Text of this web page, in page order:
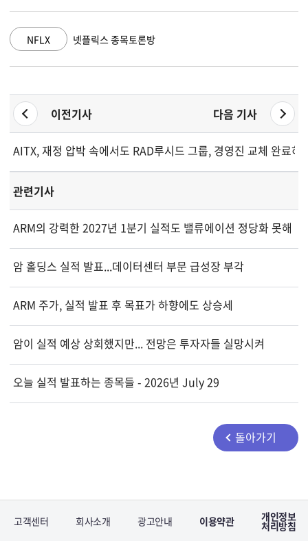
GOOGL 알파벳 A 종목토론방
이전기사 다음 기사
AITX, 재정 압박 속에서도 RAD 장비 출하량과 효율성 제고
루시드 그룹, 경영진 교체 완료하
관련기사
ARM의 강력한 2027년 1분기 실적도 밸류에이션 정당화 못해
암 홀딩스 실적 발표...데이터센터 부문 급성장 부각
ARM 주가, 실적 발표 후 목표가 하향에도 상승세
암이 실적 예상 상회했지만... 전망은 투자자들 실망시켜
오늘 실적 발표하는 종목들 - 2026년 July 29
돌아가기
고객센터 회사소개 광고안내 이용약관 개인정보
처리방침